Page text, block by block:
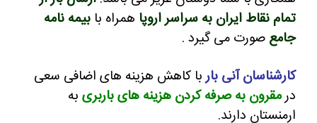
تمام نقاط ایران به سراسر اروپا همراه با بیمه نامه
جامع صورت می گیرد .
کارشناسان آنی باربا کاهش هزینه های اضافی سعی
درمقرون به صرفه کردن هزینه های باربری به
ارمنستان دارند.